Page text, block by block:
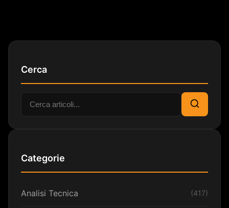
Cerca
Cerca:
Cerca
Categorie
Analisi Tecnica (417)